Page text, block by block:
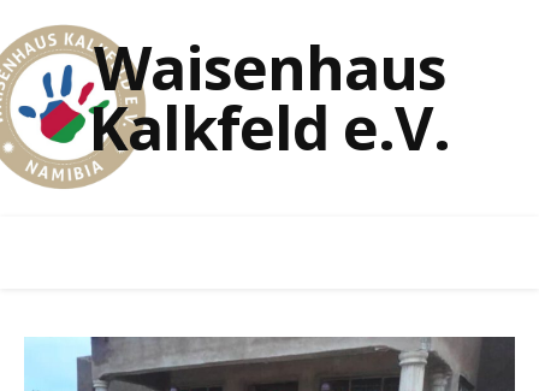
Waisenhaus
Kalkfeld e.V.